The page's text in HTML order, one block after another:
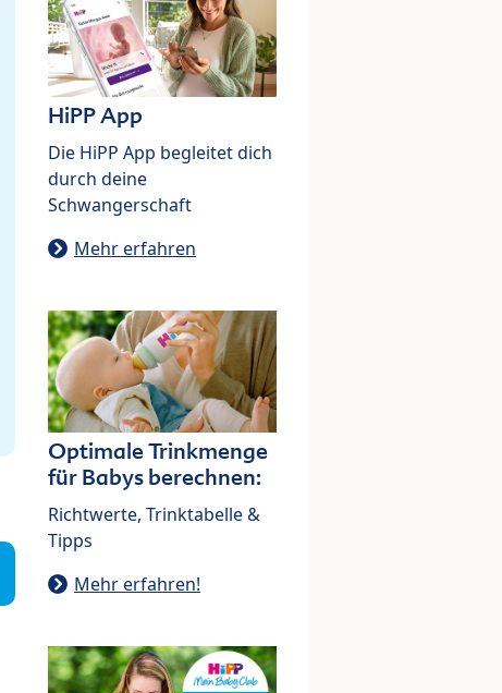
HiPP App
Die HiPP App begleitet dich
durch deine
Schwangerschaft
Mehr erfahren
Optimale Trinkmenge
für Babys berechnen:
Richtwerte, Trinktabelle &
Tipps
Mehr erfahren!